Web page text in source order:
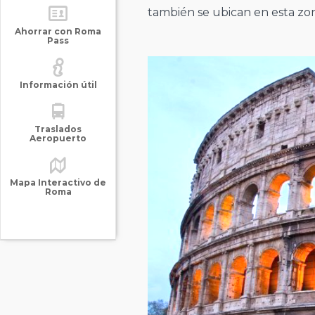
Ahorrar con Roma
Pass
Información útil
Traslados
Aeropuerto
Mapa Interactivo de
Roma
también se ubican en esta